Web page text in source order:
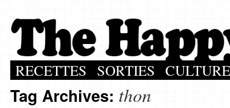
RECETTES SORTIES CULTURE
Tag Archives: thon